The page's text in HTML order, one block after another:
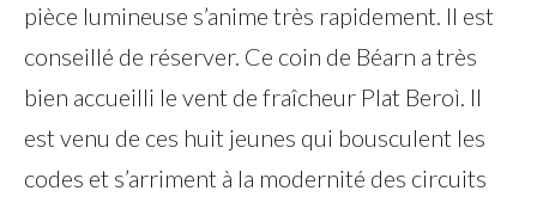
pièce lumineuse s’anime très rapidement. Il est
conseillé de réserver. Ce coin de Béarn a très
bien accueilli le vent de fraîcheur Plat Beroì. Il
est venu de ces huit jeunes qui bousculent les
codes et s’arriment à la modernité des circuits